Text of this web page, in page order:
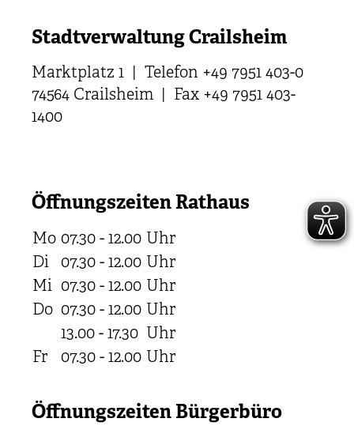
Stadtverwaltung Crailsheim
Marktplatz 1 | Telefon +49 7951 403-0
74564 Crailsheim | Fax +49 7951 403-
1400
Öffnungszeiten Rathaus
Mo 07.30 - 12.00 Uhr
Di
07.30 - 12.00 Uhr
Mi 07.30 - 12.00 Uhr
Do 07.30 - 12.00 Uhr
13.00 - 17.30 Uhr
Fr
07.30 - 12.00 Uhr
Öffnungszeiten Bürgerbüro